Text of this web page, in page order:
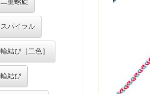
スパイラル
輪結び［二色］
輪結び